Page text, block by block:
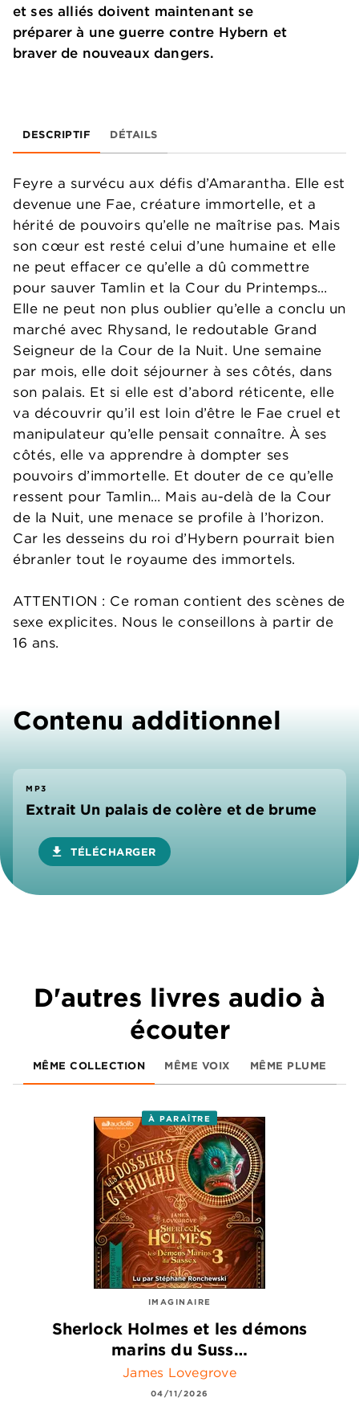
et ses alliés doivent maintenant se
préparer à une guerre contre Hybern et
braver de nouveaux dangers.
DESCRIPTIF DÉTAILS
Feyre a survécu aux défis d’Amarantha. Elle est
devenue une Fae, créature immortelle, et a
hérité de pouvoirs qu’elle ne maîtrise pas. Mais
son cœur est resté celui d’une humaine et elle
ne peut effacer ce qu’elle a dû commettre
pour sauver Tamlin et la Cour du Printemps…
Elle ne peut non plus oublier qu’elle a conclu un
marché avec Rhysand, le redoutable Grand
Seigneur de la Cour de la Nuit. Une semaine
par mois, elle doit séjourner à ses côtés, dans
son palais. Et si elle est d’abord réticente, elle
va découvrir qu’il est loin d’être le Fae cruel et
manipulateur qu’elle pensait connaître. À ses
côtés, elle va apprendre à dompter ses
pouvoirs d’immortelle. Et douter de ce qu’elle
ressent pour Tamlin… Mais au-delà de la Cour
de la Nuit, une menace se profile à l’horizon.
Car les desseins du roi d’Hybern pourrait bien
ébranler tout le royaume des immortels.
ATTENTION : Ce roman contient des scènes de
sexe explicites. Nous le conseillons à partir de
16 ans.
Contenu additionnel
MP3
Extrait Un palais de colère et de brume
download TÉLÉCHARGER
D'autres livres audio à
écouter
MÊME COLLECTION MÊME VOIX MÊME PLUME
À PARAÎTRE
IMAGINAIRE
Sherlock Holmes et les démons
marins du Suss…
James Lovegrove
04/11/2026